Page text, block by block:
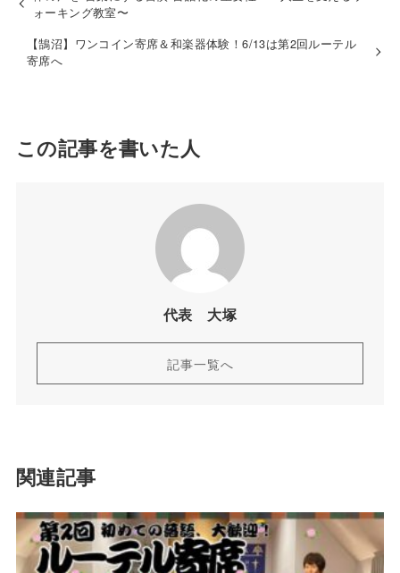
ォーキング教室〜
【鵠沼】ワンコイン寄席＆和楽器体験！6/13は第2回ルーテル
寄席へ
この記事を書いた人
代表 大塚
記事一覧へ
関連記事